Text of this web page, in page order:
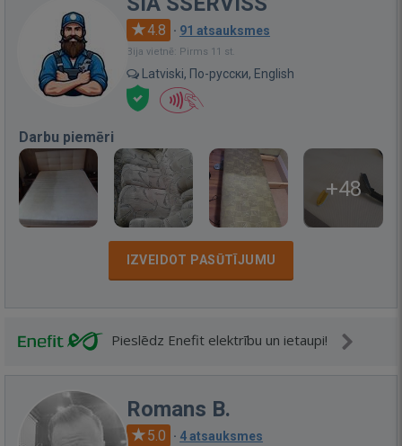
4.8 · 91 atsauksmes
Bija vietnē: Pirms 11 st.
Latviski, По-русски, English
Darbu piemēri
+48
IZVEIDOT PASŪTĪJUMU
Pieslēdz Enefit elektrību un ietaupi!
Romans B.
5.0 · 4 atsauksmes